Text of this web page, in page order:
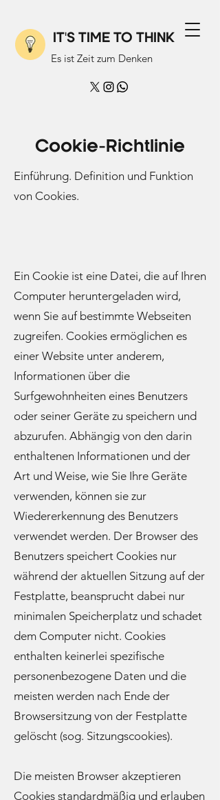
IT'S TIME TO THINK
Es ist Zeit zum Denken
Cookie-Richtlinie
Einführung. Definition und Funktion
von Cookies.
Ein Cookie ist eine Datei, die auf Ihren
Computer heruntergeladen wird,
wenn Sie auf bestimmte Webseiten
zugreifen. Cookies ermöglichen es
einer Website unter anderem,
Informationen über die
Surfgewohnheiten eines Benutzers
oder seiner Geräte zu speichern und
abzurufen. Abhängig von den darin
enthaltenen Informationen und der
Art und Weise, wie Sie Ihre Geräte
verwenden, können sie zur
Wiedererkennung des Benutzers
verwendet werden. Der Browser des
Benutzers speichert Cookies nur
während der aktuellen Sitzung auf der
Festplatte, beansprucht dabei nur
minimalen Speicherplatz und schadet
dem Computer nicht. Cookies
enthalten keinerlei spezifische
personenbezogene Daten und die
meisten werden nach Ende der
Browsersitzung von der Festplatte
gelöscht (sog. Sitzungscookies).
Die meisten Browser akzeptieren
Cookies standardmäßig und erlauben